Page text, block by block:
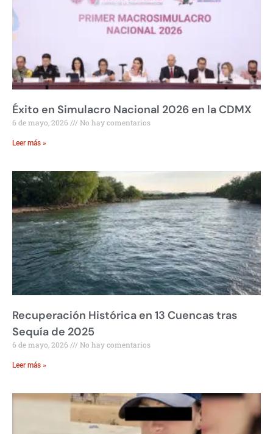
Éxito en Simulacro Nacional 2026 en la CDMX
6 de mayo, 2026 No hay comentarios
Leer más »
Recuperación Histórica en 13 Cuencas tras
Sequía de 2025
6 de mayo, 2026 No hay comentarios
Leer más »